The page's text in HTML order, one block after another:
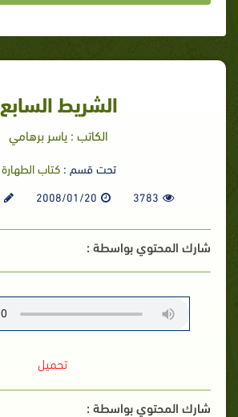
الشريط السابع
الكاتب : ياسر برهامي
تحت قسم :كتاب الطهارة
3783
2008/01/20
شارك المحتوي بواسطة :
تحميل
شارك المحتوي بواسطة :